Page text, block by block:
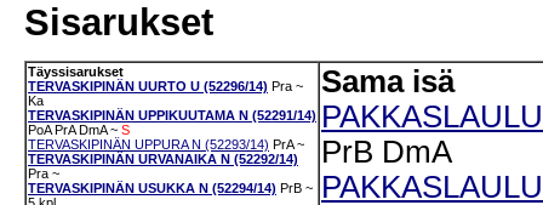
Sisarukset
Täyssisarukset
TERVASKIPINÄN UURTO U (52296/14) Pra ~
Ka
TERVASKIPINÄN UPPIKUUTAMA N (52291/14)
PoA PrA DmA ~ S
TERVASKIPINÄN UPPURA N (52293/14) PrA ~
TERVASKIPINÄN URVANAIKA N (52292/14)
Pra ~
TERVASKIPINÄN USUKKA N (52294/14) PrB ~
Sama isä
PrB DmA